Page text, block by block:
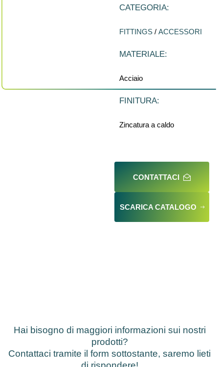
CATEGORIA:
FITTINGS / ACCESSORI
MATERIALE:
Acciaio
FINITURA:
Zincatura a caldo
CONTATTACI
SCARICA CATALOGO
Hai bisogno di maggiori informazioni sui nostri
prodotti?
Contattaci tramite il form sottostante, saremo lieti